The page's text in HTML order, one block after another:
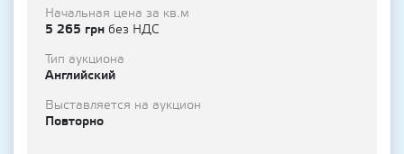
Начальная цена за кв.м
5 265 грн без НДС
Тип аукциона
Английский
Выставляется на аукцион
Повторно